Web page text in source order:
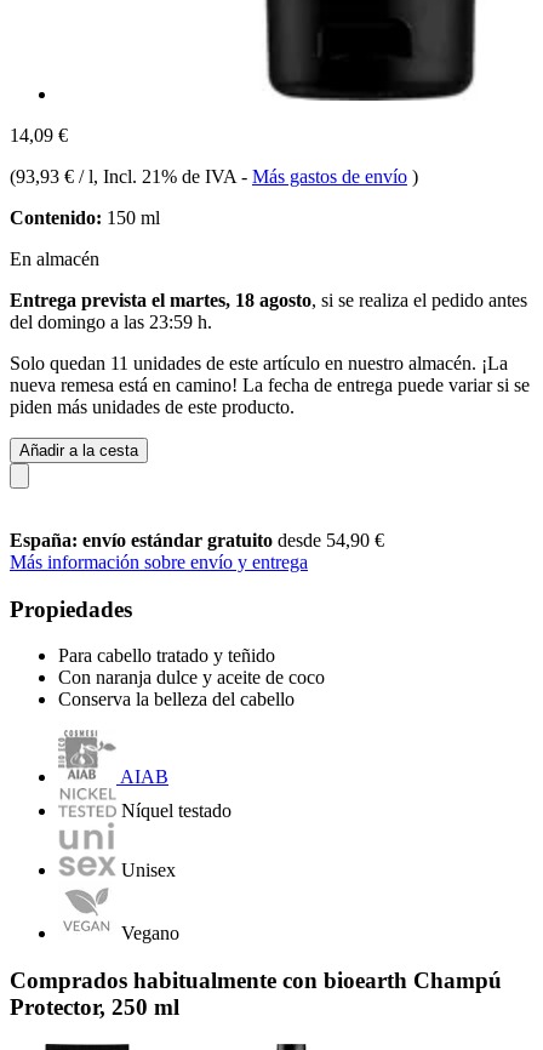
14,09 €
(93,93 € / l, Incl. 21% de IVA - Más gastos de envío )
Contenido: 150 ml
En almacén
Entrega prevista el martes, 18 agosto, si se realiza el pedido antes
del domingo a las 23:59 h.
Solo quedan 11 unidades de este artículo en nuestro almacén. ¡La
nueva remesa está en camino! La fecha de entrega puede variar si se
piden más unidades de este producto.
Añadir a la cesta
España: envío estándar gratuito desde 54,90 €
Más información sobre envío y entrega
Propiedades
Para cabello tratado y teñido
Con naranja dulce y aceite de coco
Conserva la belleza del cabello
AIAB
Níquel testado
Unisex
Vegano
Comprados habitualmente con bioearth Champú
Protector, 250 ml